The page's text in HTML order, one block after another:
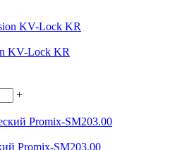
KV-Lock KR
+
Promix-SM203.00